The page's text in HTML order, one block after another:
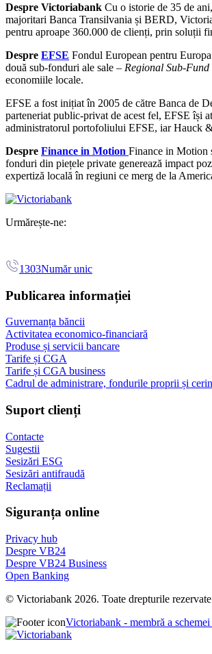
Despre Victoriabank Cu o istorie de 35 de
majoritari Banca Transilvania și BERD,
pentru aproape 360.000 de clienți, prin soluții
Despre EFSE Fondul European pentru
două sub-fonduri ale sale – Regional Sub-Fund
economiile locale.
EFSE a fost inițiat în 2005 de către Banca de
parteneriat public-privat de acest fel, EFSE își
administratorul portofoliului EFSE, iar Hauck
Despre Finance in Motion Finance in Motion
fonduri din piețele private generează impact
expertiză locală în regiuni ce merg de la
Urmărește-ne:
1303Număr unic
Publicarea informației
Guvernanța băncii
Activitatea economico-financiară
Produse și servicii bancare
Tarife și CGA
Tarife și CGA business
Cadrul de administrare, fondurile proprii și
Suport clienți
Contacte
Sugestii
Sesizări ESG
Sesizări antifraudă
Reclamații
Siguranța online
Privacy hub
Despre VB24
Despre VB24 Business
Open Banking
© Victoriabank 2026. Toate drepturile
Victoriabank - membră a